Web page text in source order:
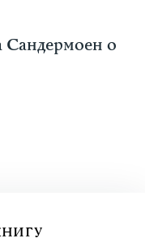
Сандермоен о